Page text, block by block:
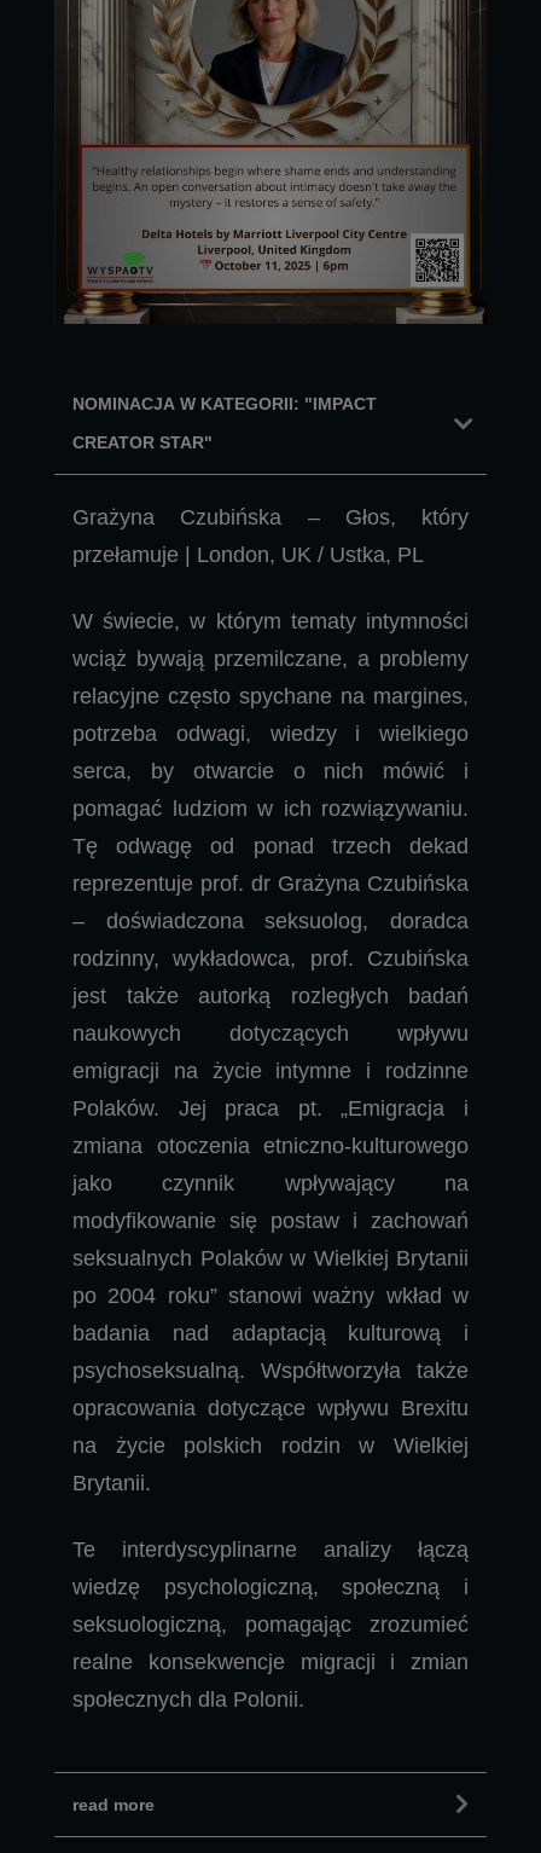
NOMINACJA W KATEGORII: "IMPACT
CREATOR STAR"
Grażyna Czubińska – Głos, który
przełamuje | London, UK / Ustka, PL
W świecie, w którym tematy intymności
wciąż bywają przemilczane, a problemy
relacyjne często spychane na margines,
potrzeba odwagi, wiedzy i wielkiego
serca, by otwarcie o nich mówić i
pomagać ludziom w ich rozwiązywaniu.
Tę odwagę od ponad trzech dekad
reprezentuje prof. dr Grażyna Czubińska
– doświadczona seksuolog, doradca
rodzinny, wykładowca, prof. Czubińska
jest także autorką rozległych badań
naukowych dotyczących wpływu
emigracji na życie intymne i rodzinne
Polaków. Jej praca pt. „Emigracja i
zmiana otoczenia etniczno-kulturowego
jako czynnik wpływający na
modyfikowanie się postaw i zachowań
seksualnych Polaków w Wielkiej Brytanii
po 2004 roku” stanowi ważny wkład w
badania nad adaptacją kulturową i
psychoseksualną. Współtworzyła także
opracowania dotyczące wpływu Brexitu
na życie polskich rodzin w Wielkiej
Brytanii.
Te interdyscyplinarne analizy łączą
wiedzę psychologiczną, społeczną i
seksuologiczną, pomagając zrozumieć
realne konsekwencje migracji i zmian
społecznych dla Polonii.
read more